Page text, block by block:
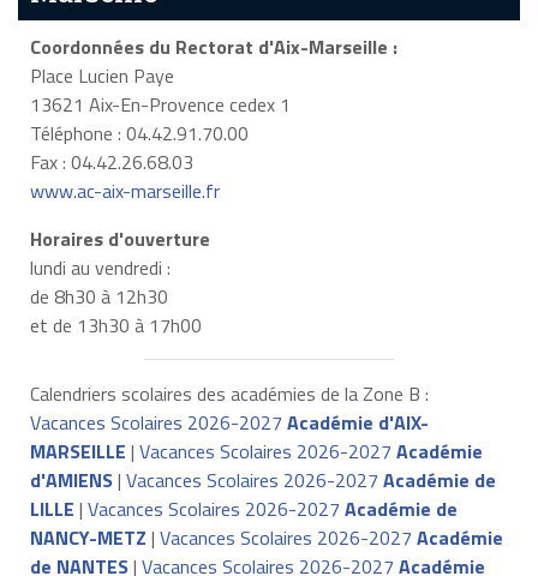
Coordonnées du Rectorat d'Aix-Marseille :
Place Lucien Paye
13621 Aix-En-Provence cedex 1
Téléphone : 04.42.91.70.00
Fax : 04.42.26.68.03
www.ac-aix-marseille.fr
Horaires d'ouverture
lundi au vendredi :
de 8h30 à 12h30
et de 13h30 à 17h00
Calendriers scolaires des académies de la Zone B :
Vacances Scolaires 2026-2027 Académie d'AIX-
MARSEILLE | Vacances Scolaires 2026-2027 Académie
d'AMIENS| Vacances Scolaires 2026-2027 Académie de
LILLE | Vacances Scolaires 2026-2027 Académie de
NANCY-METZ | Vacances Scolaires 2026-2027 Académie
de NANTES| Vacances Scolaires 2026-2027 Académie